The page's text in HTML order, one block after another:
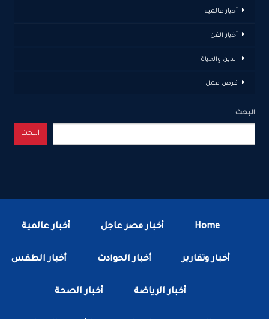
أخبار عالمية
أخبار الفن
الدين والحياة
فرص عمل
البحث
البحث
Home أخبار مصر عاجل أخبار عالمية
أخبار وتقارير أخبار الحوادث أخبار الطقس
أخبار الرياضة أخبار الصحة